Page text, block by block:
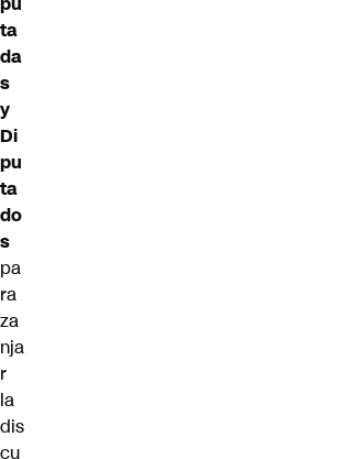
ta
da
s
y
Di
pu
ta
do
s
pa
ra
za
nja
r
la
dis
cu